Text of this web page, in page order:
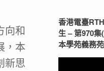
向和
，本
新思
香港電臺
生 – 第970
本學苑義務